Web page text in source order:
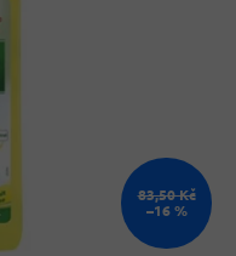
83,50 Kč
–16 %